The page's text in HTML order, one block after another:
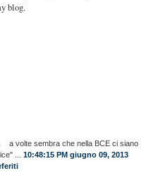
blog.
a volte sembra che nella BCE ci siano
...
10:48:15 PM giugno 09, 2013